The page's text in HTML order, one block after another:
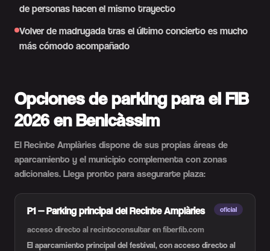
de personas hacen el mismo trayecto
Volver de madrugada tras el último concierto es mucho
más cómodo acompañado
Opciones de parking para el FIB
2026 en Benicàssim
El Recinte Amplàries dispone de sus propias áreas de
aparcamiento y el municipio complementa con zonas
adicionales. Llega pronto para asegurarte plaza:
P1 — Parking principal del Recinte Amplàries oficial
acceso directo al recintoconsultar en fiberfib.com
El aparcamiento principal del festival, con acceso directo al